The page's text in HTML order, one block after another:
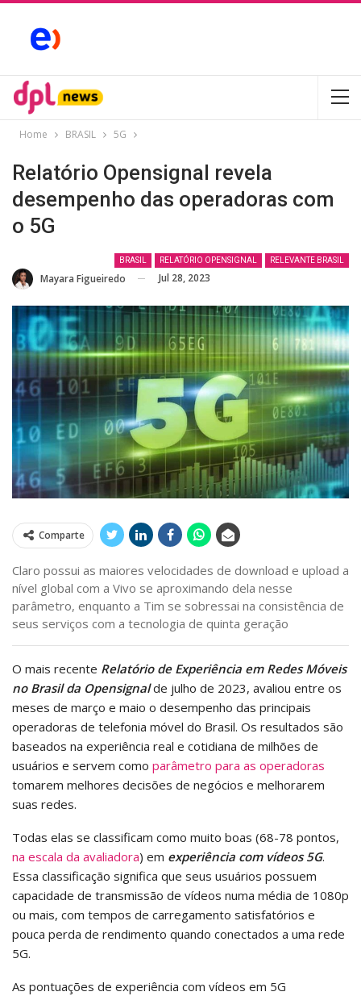
Home BRASIL 5G
Relatório Opensignal revela
desempenho das operadoras com
o 5G
BRASIL RELATÓRIO OPENSIGNAL RELEVANTE BRASIL
⁨Mayara Figueiredo Jul 28, 2023
Comparte
Claro possui as maiores velocidades de download e upload a
nível global com a Vivo se aproximando dela nesse
parâmetro, enquanto a Tim se sobressai na consistência de
seus serviços com a tecnologia de quinta geração
O mais recente Relatório de Experiência em Redes Móveis
no Brasil da Opensignalde julho de 2023, avaliou entre os
meses de março e maio o desempenho das principais
operadoras de telefonia móvel do Brasil. Os resultados são
baseados na experiência real e cotidiana de milhões de
usuários e servem como parâmetro para as operadoras
tomarem melhores decisões de negócios e melhorarem
suas redes.
Todas elas se classificam como muito boas (68-78 pontos,
na escala da avaliadora) em experiência com vídeos 5G.
Essa classificação significa que seus usuários possuem
capacidade de transmissão de vídeos numa média de 1080p
ou mais, com tempos de carregamento satisfatórios e
pouca perda de rendimento quando conectados a uma rede
5G.
As pontuações de experiência com vídeos em 5G